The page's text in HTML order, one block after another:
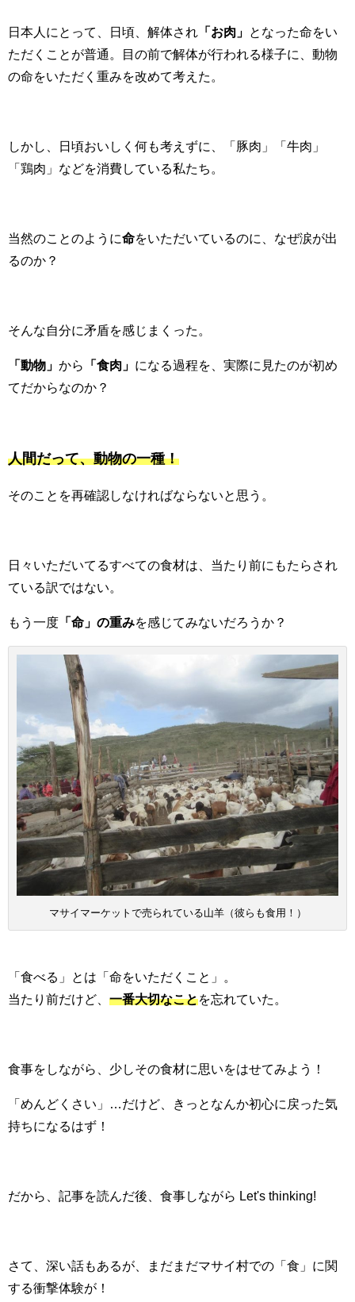
日本人にとって、日頃、解体され 「お肉」
となった命をい
ただくことが普通。目の前で解体が行われる様子に、動物
の命をいただく重みを改めて考えた。
しかし、日頃おいしく何も考えずに、「豚肉」「牛肉」
「鶏肉」などを消費している私たち。
当然のことのように命をいただいているのに、なぜ涙が出
るのか？
そんな自分に矛盾を感じまくった。
「動物」 から 「食肉」 になる過程を、実際に見たのが初め
てだからなのか？
人間だって、動物の一種！
そのことを再確認しなければならないと思う。
日々いただいてるすべての食材は、当たり前にもたらされ
ている訳ではない。
もう一度 「命」の重みを感じてみないだろうか？
マサイマーケットで売られている山羊（彼らも食用！）
「食べる」とは「命をいただくこと」。
当たり前だけど、 一番大切なことを忘れていた。
食事をしながら、少しその食材に思いをはせてみよう！
「めんどくさい」…だけど、きっとなんか初心に戻った気
持ちになるはず！
だから、記事を読んだ後、食事しながら Let's thinking!
さて、深い話もあるが、まだまだマサイ村での「食」に関
する衝撃体験が！